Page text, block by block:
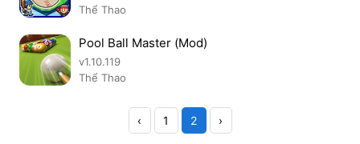
Thể Thao
Pool Ball Master (Mod)
v1.10.119
Thể Thao
‹ 1 2 ›